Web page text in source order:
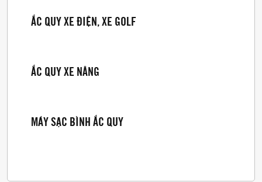
ẮC QUY XE ĐIỆN, XE GOLF
ẮC QUY XE NÂNG
MÁY SẠC BÌNH ẮC QUY